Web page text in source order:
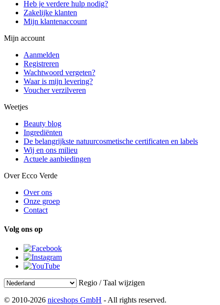
Heb je verdere hulp nodig?
Zakelijke klanten
Mijn klantenaccount
Mijn account
Aanmelden
Registreren
Wachtwoord vergeten?
Waar is mijn levering?
Voucher verzilveren
Weetjes
Beauty blog
Ingrediënten
De belangrijkste natuurcosmetische certificaten en labels
Wij en ons milieu
Actuele aanbiedingen
Over Ecco Verde
Over ons
Onze groep
Contact
Volg ons op
Regio / Taal wijzigen
© 2010-2026 niceshops GmbH - All rights reserved.